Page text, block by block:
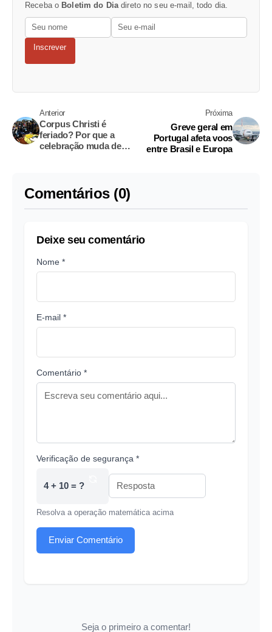
Receba o Boletim do Diadireto no seu e-mail, todo dia.
Inscrever
Anterior
Corpus Christi é
feriado? Por que a
celebração muda de
Próxima
Greve geral em
Portugal afeta voos
entre Brasil e Europa
Comentários (0)
Deixe seu comentário
Nome *
E-mail *
Comentário *
Verificação de segurança *
4 + 10 = ?
Resolva a operação matemática acima
Enviar Comentário
Seja o primeiro a comentar!